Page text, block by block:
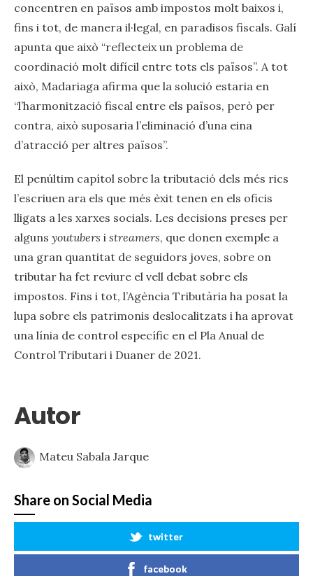
concentren en països amb impostos molt baixos i,
fins i tot, de manera il·legal, en paradisos fiscals. Galí
apunta que això “reflecteix un problema de
coordinació molt difícil entre tots els països”. A tot
això, Madariaga afirma que la solució estaria en
“l’harmonització fiscal entre els països, però per
contra, això suposaria l’eliminació d’una eina
d’atracció per altres països”.
El penúltim capítol sobre la tributació dels més rics
l’escriuen ara els que més èxit tenen en els oficis
lligats a les xarxes socials. Les decisions preses per
alguns youtubers i streamers, que donen exemple a
una gran quantitat de seguidors joves, sobre on
tributar ha fet reviure el vell debat sobre els
impostos. Fins i tot, l’Agència Tributària ha posat la
lupa sobre els patrimonis deslocalitzats i ha aprovat
una línia de control específic en el Pla Anual de
Control Tributari i Duaner de 2021.
Autor
Mateu Sabala Jarque
Share on Social Media
twitter
facebook